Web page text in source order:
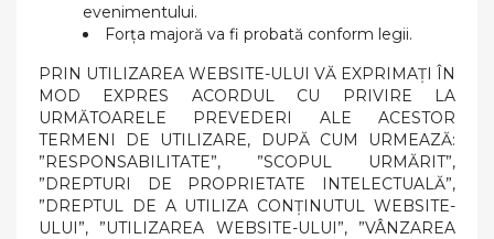
evenimentului.
Forţa majoră va fi probată conform legii.
PRIN UTILIZAREA WEBSITE-ULUI VĂ EXPRIMAȚI ÎN
MOD EXPRES ACORDUL CU PRIVIRE LA
URMĂTOARELE PREVEDERI ALE ACESTOR
TERMENI DE UTILIZARE, DUPĂ CUM URMEAZĂ:
”RESPONSABILITATE”, ”SCOPUL URMĂRIT”,
”DREPTURI DE PROPRIETATE INTELECTUALĂ”,
”DREPTUL DE A UTILIZA CONȚINUTUL WEBSITE-
ULUI”, ”UTILIZAREA WEBSITE-ULUI”, ”VÂNZAREA